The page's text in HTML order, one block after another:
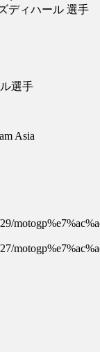
ディハール 選手
選手
Asia